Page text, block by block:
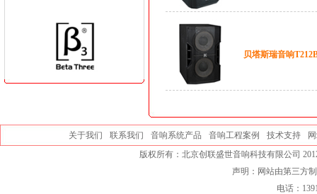
贝塔斯瑞音响
关于我们 联系我们 音响系统产品 音响工程案例 技术支持
版权所有：北京创联盛世音响科技有限公司
声明：网站由第三方
电话：